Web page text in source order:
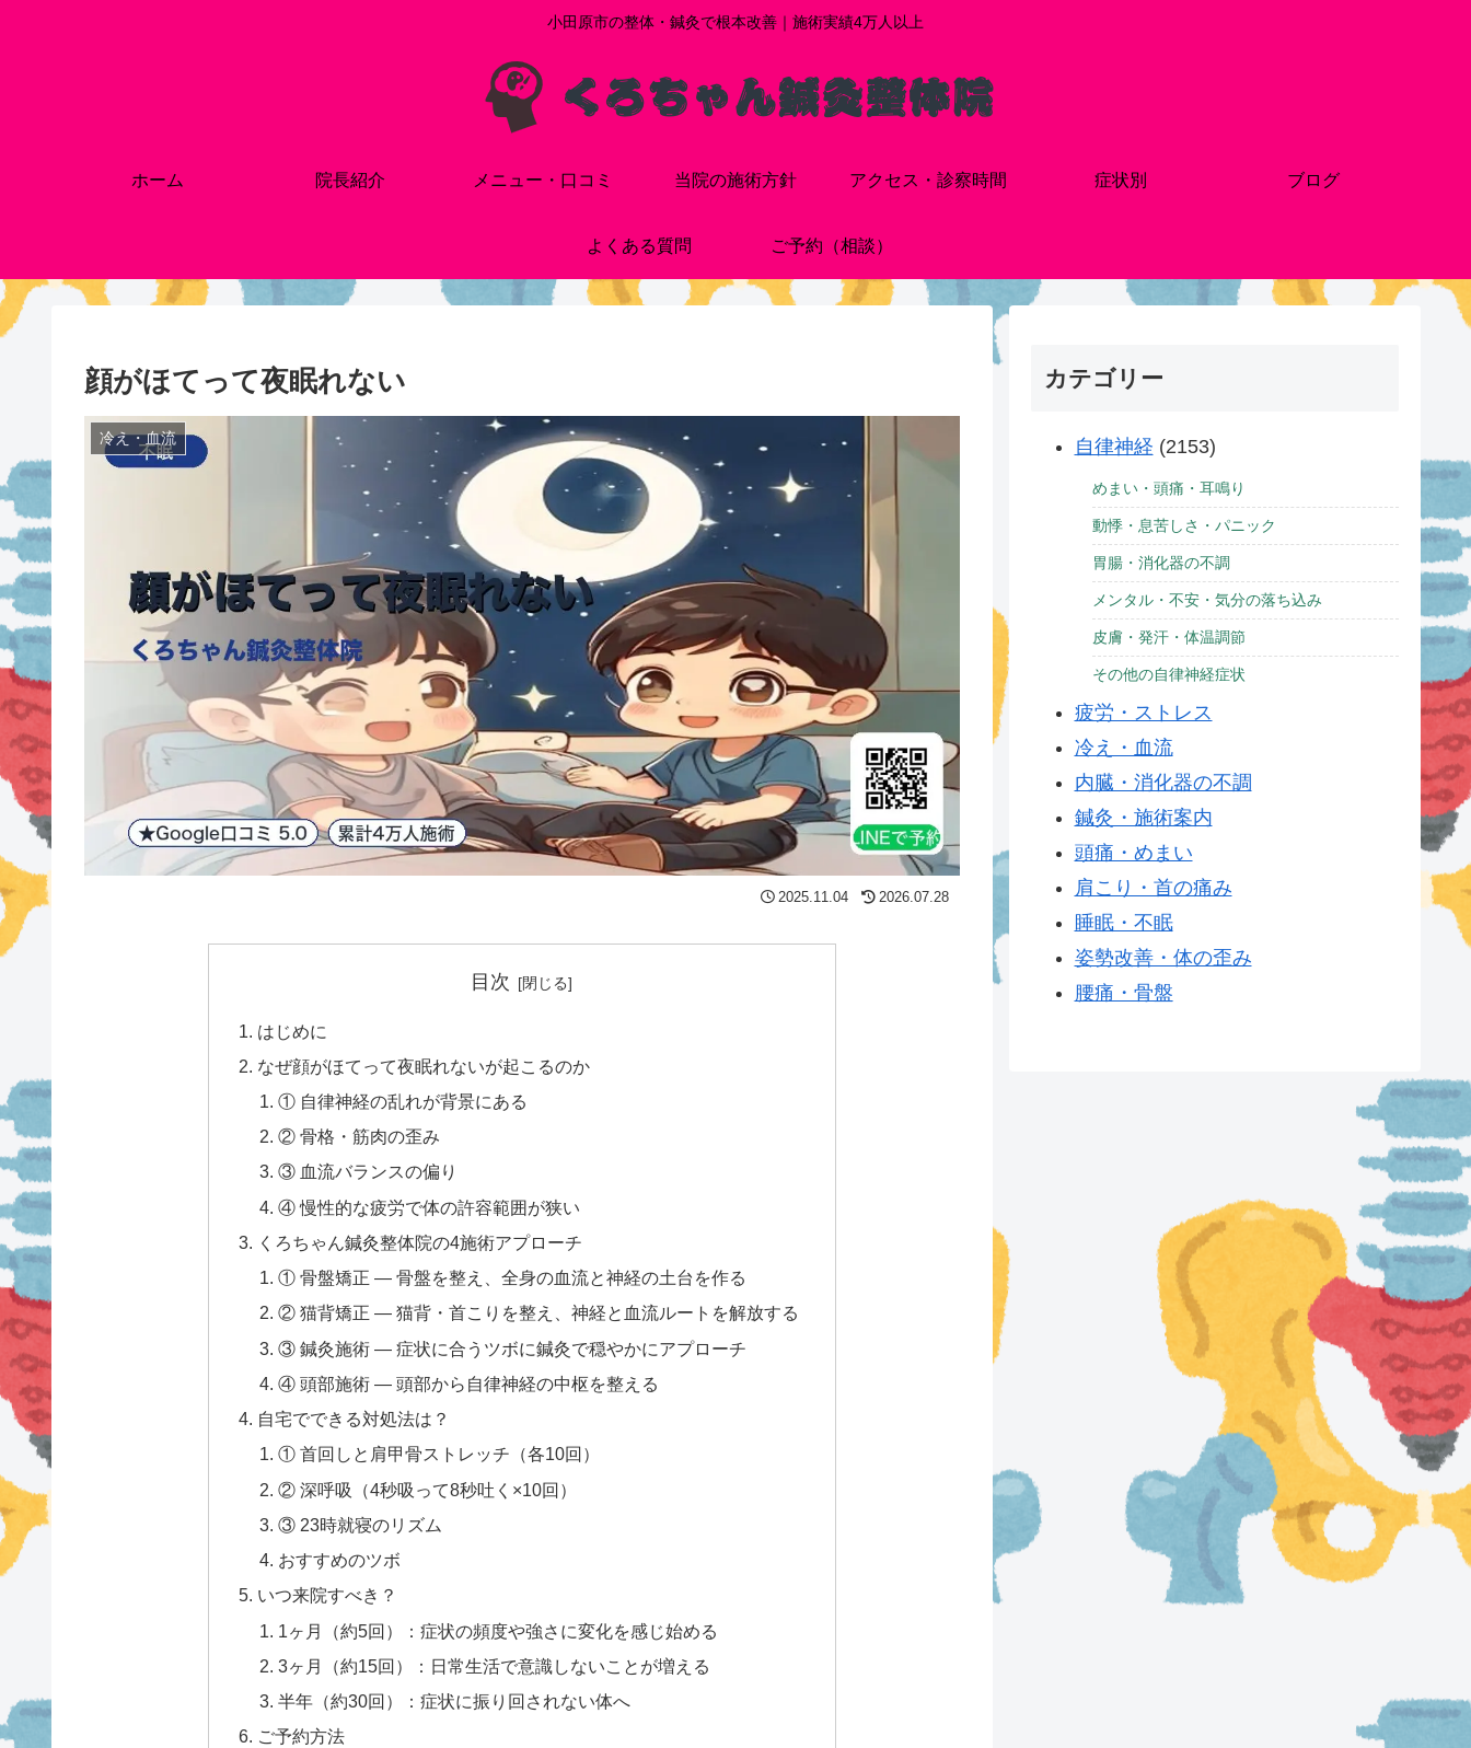
小田原市の整体・鍼灸で根本改善｜施術実績4万人以上
ホーム 院長紹介 メニュー・口コミ 当院の施術方針 アクセス・診察時間 症状別 ブログ
よくある質問 ご予約（相談）
顔がほてって夜眠れない
冷え・血流
2025.11.04 2026.07.28
目次
はじめに
なぜ顔がほてって夜眠れないが起こるのか
① 自律神経の乱れが背景にある
② 骨格・筋肉の歪み
③ 血流バランスの偏り
④ 慢性的な疲労で体の許容範囲が狭い
くろちゃん鍼灸整体院の4施術アプローチ
① 骨盤矯正 — 骨盤を整え、全身の血流と神経の土台を作る
② 猫背矯正 — 猫背・首こりを整え、神経と血流ルートを解放する
③ 鍼灸施術 — 症状に合うツボに鍼灸で穏やかにアプローチ
④ 頭部施術 — 頭部から自律神経の中枢を整える
自宅でできる対処法は？
① 首回しと肩甲骨ストレッチ（各10回）
② 深呼吸（4秒吸って8秒吐く×10回）
③ 23時就寝のリズム
おすすめのツボ
いつ来院すべき？
1ヶ月（約5回）：症状の頻度や強さに変化を感じ始める
3ヶ月（約15回）：日常生活で意識しないことが増える
半年（約30回）：症状に振り回されない体へ
ご予約方法
カテゴリー
自律神経 (2153)
めまい・頭痛・耳鳴り
動悸・息苦しさ・パニック
胃腸・消化器の不調
メンタル・不安・気分の落ち込み
皮膚・発汗・体温調節
その他の自律神経症状
疲労・ストレス
冷え・血流
内臓・消化器の不調
鍼灸・施術案内
頭痛・めまい
肩こり・首の痛み
睡眠・不眠
姿勢改善・体の歪み
腰痛・骨盤